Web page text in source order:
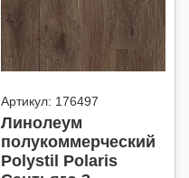
Артикул: 176497
Линолеум
полукоммерческий
Polystil Polaris